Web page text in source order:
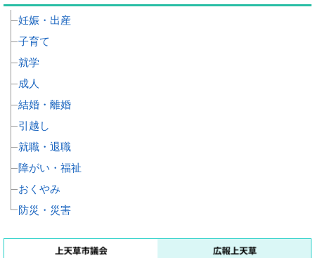
妊娠・出産
子育て
就学
成人
結婚・離婚
引越し
就職・退職
障がい・福祉
おくやみ
防災・災害